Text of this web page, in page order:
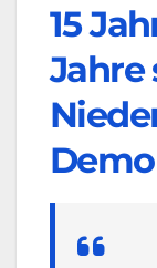
15
Jahre